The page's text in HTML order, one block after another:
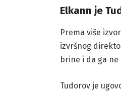
Elkann je
Prema više
izvršnog
brine i da ga
Tudorov je